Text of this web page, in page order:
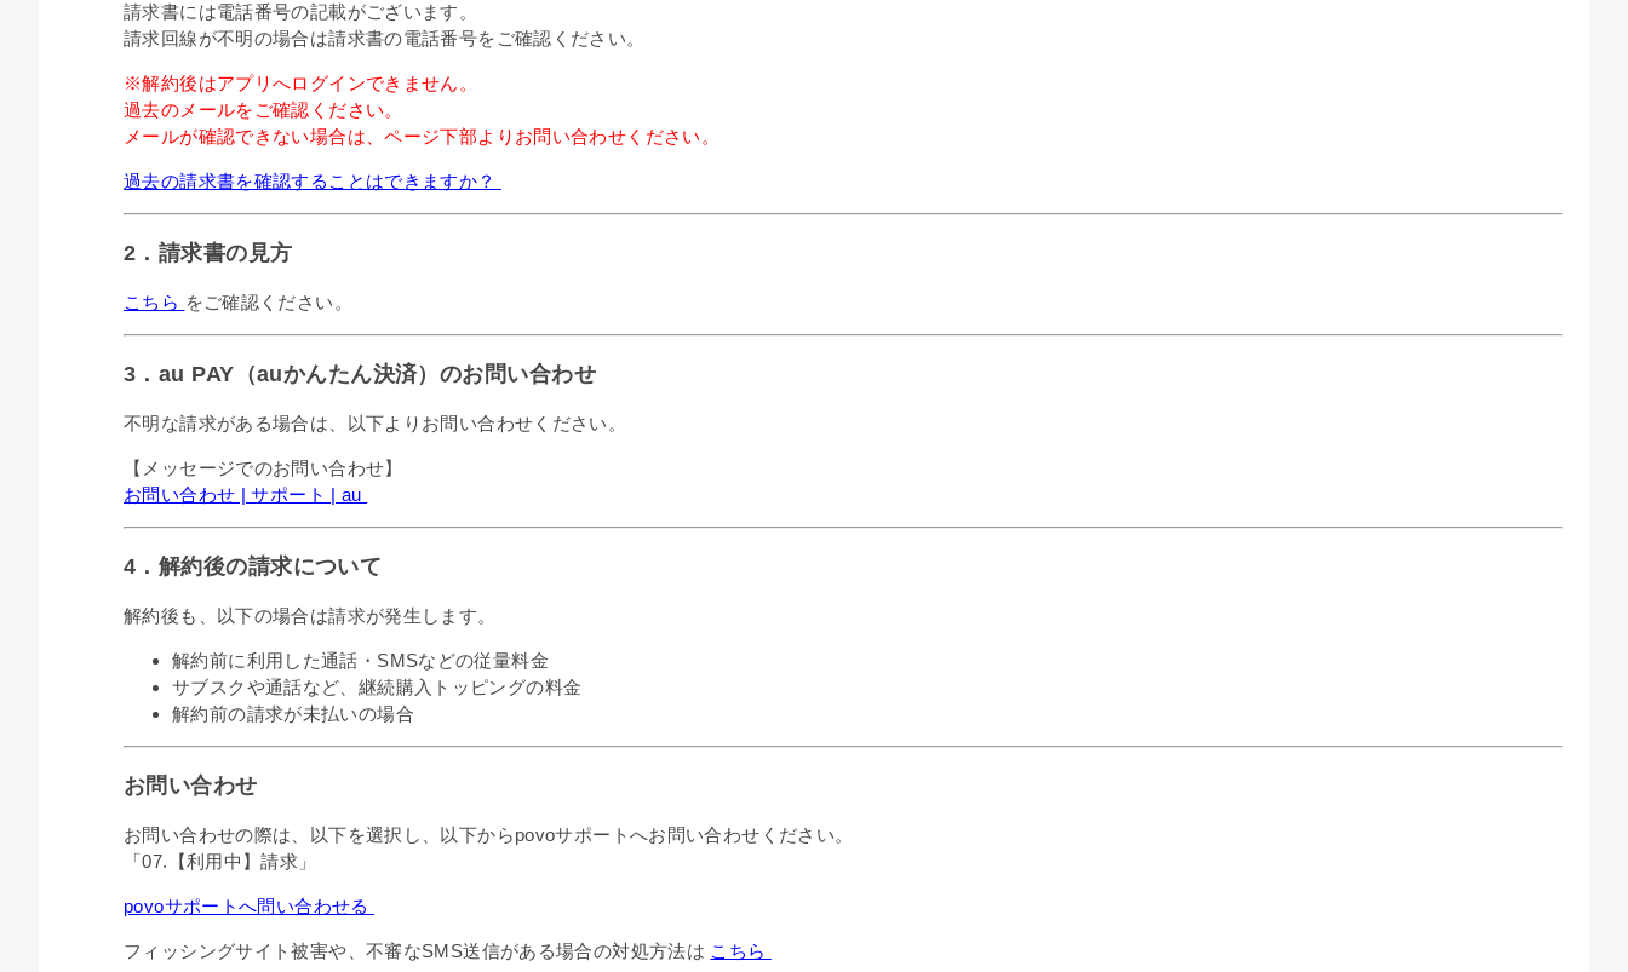
請求書には電話番号の記載がございます。
請求回線が不明の場合は請求書の電話番号をご確認ください。
※解約後はアプリへログインできません。
過去のメールをご確認ください。
メールが確認できない場合は、ページ下部よりお問い合わせください。
過去の請求書を確認することはできますか？
2．請求書の見方
こちら をご確認ください。
3．au PAY（auかんたん決済）のお問い合わせ
不明な請求がある場合は、以下よりお問い合わせください。
【メッセージでのお問い合わせ】
お問い合わせ | サポート | au
4．解約後の請求について
解約後も、以下の場合は請求が発生します。
解約前に利用した通話・SMSなどの従量料金
サブスクや通話など、継続購入トッピングの料金
解約前の請求が未払いの場合
お問い合わせ
お問い合わせの際は、以下を選択し、以下からpovoサポートへお問い合わせください。
「07.【利用中】請求」
povoサポートへ問い合わせる
フィッシングサイト被害や、不審なSMS送信がある場合の対処方法は こちら